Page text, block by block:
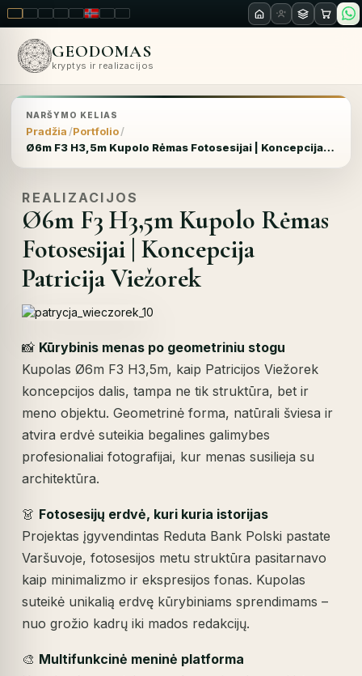
LT ENPL FR RUNOSKRO
GEODOMAS
kryptys ir realizacijos
NARŠYMO KELIAS
Pradžia Portfolio
Ø6m F3 H3,5m Kupolo Rėmas Fotosesijai | Koncepcija Patricija Viežorek
REALIZACIJOS
Ø6m F3 H3,5m Kupolo Rėmas
Fotosesijai | Koncepcija
Patricija Viežorek
📸 Kūrybinis menas po geometriniu stogu
Kupolas Ø6m F3 H3,5m, kaip Patricijos Viežorek
koncepcijos dalis, tampa ne tik struktūra, bet ir
meno objektu. Geometrinė forma, natūrali šviesa ir
atvira erdvė suteikia begalines galimybes
profesionaliai fotografijai, kur menas susilieja su
architektūra.
👗 Fotosesijų erdvė, kuri kuria istorijas
Projektas įgyvendintas Reduta Bank Polski pastate
Varšuvoje, fotosesijos metu struktūra pasitarnavo
kaip minimalizmo ir ekspresijos fonas. Kupolas
suteikė unikalią erdvę kūrybiniams sprendimams –
nuo grožio kadrų iki mados redakcijų.
🎨 Multifunkcinė meninė platforma